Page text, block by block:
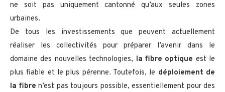
ne soit pas uniquement cantonné qu’aux seules zones
urbaines.
De tous les investissements que peuvent actuellement
réaliser les collectivités pour préparer l’avenir dans le
domaine des nouvelles technologies, la fibre optique est le
plus fiable et le plus pérenne. Toutefois, le déploiement de
la fibre n’est pas toujours possible, essentiellement pour des